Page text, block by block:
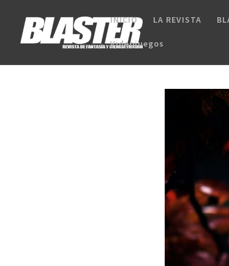
INICIO LA REVISTA
Videojuegos